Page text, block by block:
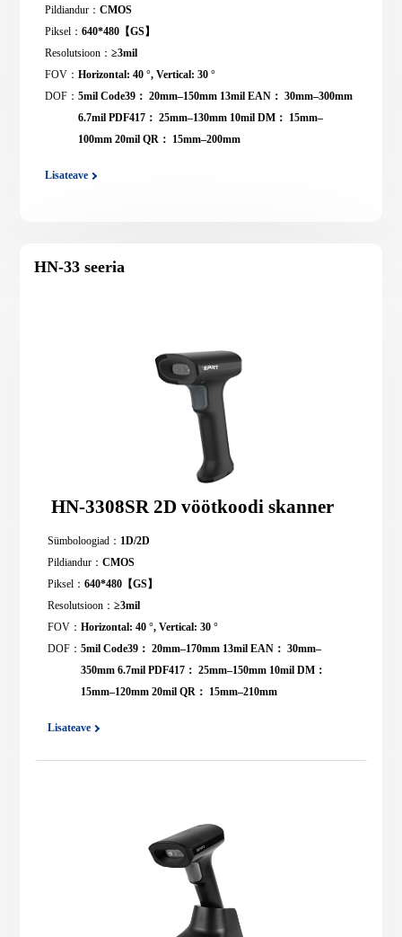
Pildiandur：CMOS
Piksel：640*480【GS】
Resolutsioon：≥3mil
FOV：Horizontal: 40 °, Vertical: 30 °
DOF：5mil Code39： 20mm–150mm 13mil EAN： 30mm–300mm
6.7mil PDF417： 25mm–130mm 10mil DM： 15mm–
100mm 20mil QR： 15mm–200mm
Lisateave
HN-33 seeria
HN-3308SR 2D vöötkoodi skanner
Sümboloogiad： 1D/2D
Pildiandur：CMOS
Piksel：640*480【GS】
Resolutsioon：≥3mil
FOV：Horizontal: 40 °, Vertical: 30 °
DOF：5mil Code39： 20mm–170mm 13mil EAN： 30mm–
350mm 6.7mil PDF417： 25mm–150mm 10mil DM：
15mm–120mm 20mil QR： 15mm–210mm
Lisateave